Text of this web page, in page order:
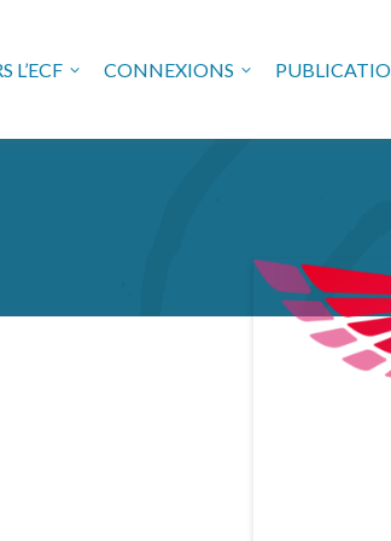
EN VAL
L’ECF CONNEXIONS